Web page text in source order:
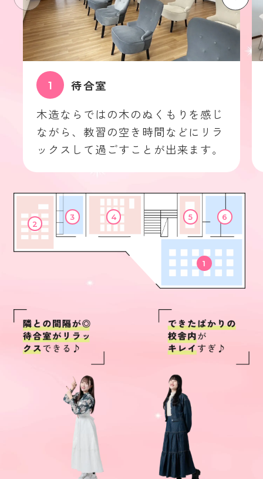
待合室
木造ならではの木のぬくもりを感じ
ながら、教習の空き時間などにリラ
ックスして過ごすことが出来ます。
1
2
3 4 5 6